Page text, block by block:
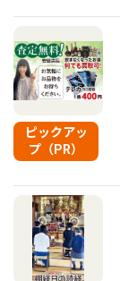
ピックアッ
プ（PR）